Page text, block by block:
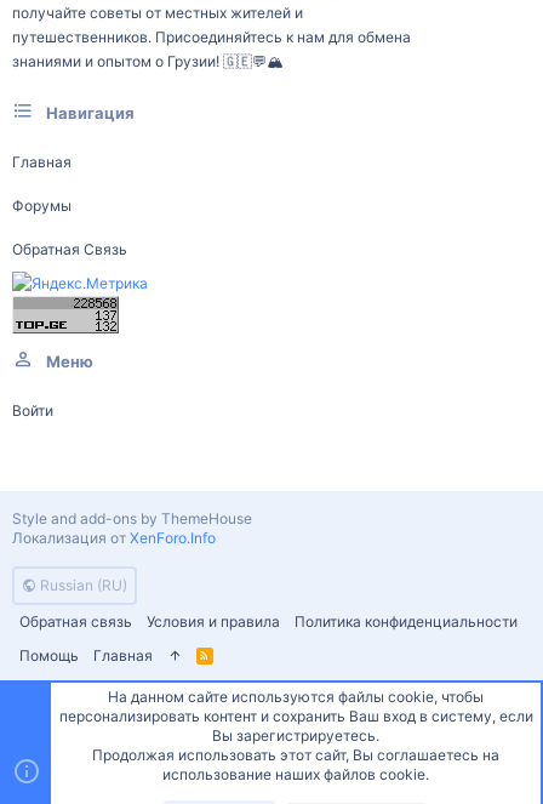
получайте советы от местных жителей и
путешественников. Присоединяйтесь к нам для обмена
знаниями и опытом о Грузии! 🇬🇪💬🏔️
Навигация
Главная
Форумы
Обратная Связь
Меню
Войти
Russian (RU)
Обратная связь
Условия и правила
Политика конфиденциальности
Помощь
Главная
R
S
Style and add-ons by ThemeHouse
Локализация от XenForo.Info
СверхуСнизу
На данном сайте используются файлы cookie, чтобы
персонализировать контент и сохранить Ваш вход в систему, если
Вы зарегистрируетесь.
Продолжая использовать этот сайт, Вы соглашаетесь на
использование наших файлов cookie.